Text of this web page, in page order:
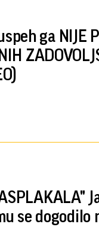
ga NIJE
se dogodilo